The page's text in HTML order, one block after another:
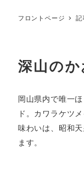
フロントページ 記
深山の
岡山県内で唯一
ド。カワラケツ
味わいは、昭和
ます。